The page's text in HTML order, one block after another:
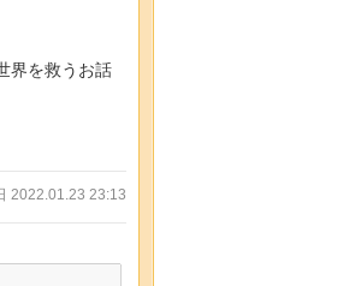
界を救うお話
2022.01.23 23:13